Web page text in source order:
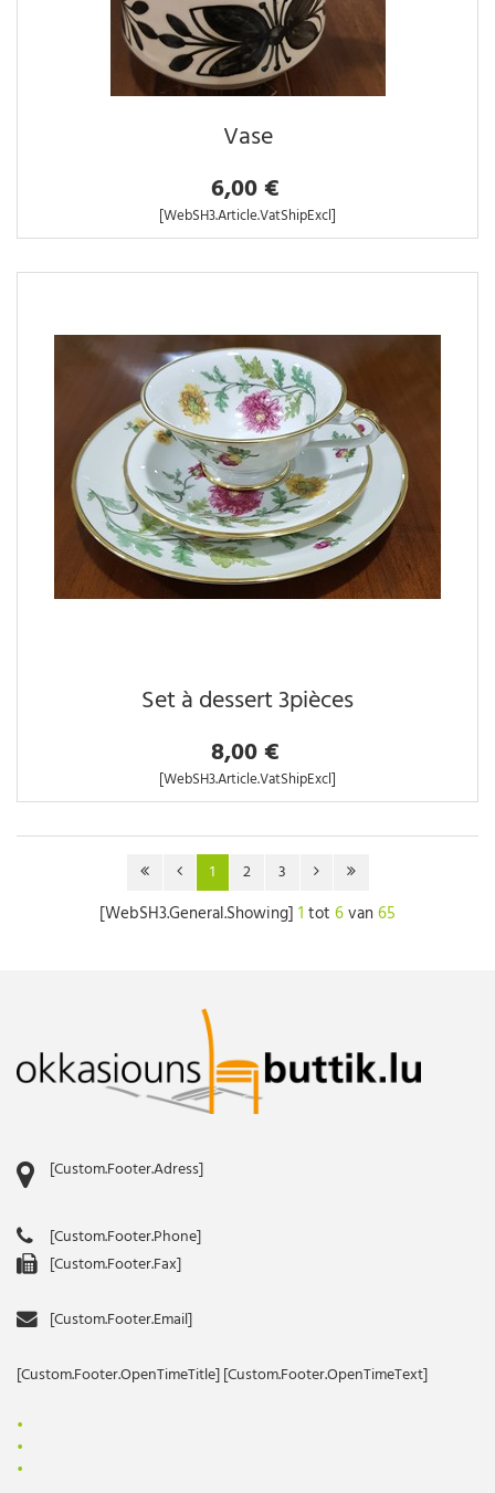
Vase
6,00 €
[WebSH3.Article.VatShipExcl]
Set à dessert 3pièces
8,00 €
[WebSH3.Article.VatShipExcl]
1 2 3
[WebSH3.General.Showing] 1 tot 6van 65
[Custom.Footer.Adress]
[Custom.Footer.Phone]
[Custom.Footer.Fax]
[Custom.Footer.Email]
[Custom.Footer.OpenTimeTitle] [Custom.Footer.OpenTimeText]